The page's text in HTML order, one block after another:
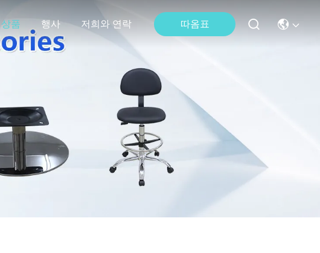
상품 행사 저희와 연락 따옴표